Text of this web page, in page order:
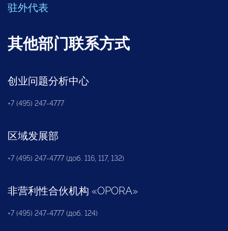
驻外代表
其他部门联系方式
创业问题分析中心
+7 (495) 247-4777
区域发展部
+7 (495) 247-4777 (доб. 116, 117, 132)
非营利性合伙机构 «OPORA»
+7 (495) 247-4777 (доб. 124)